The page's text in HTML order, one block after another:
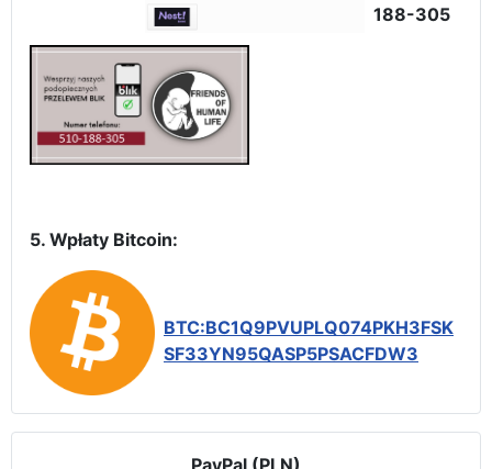
188-305
5. Wpłaty Bitcoin:
BTC:BC1Q9PVUPLQ074PKH3FSK
SF33YN95QASP5PSACFDW3